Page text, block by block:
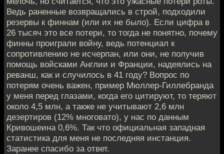
Ведь раненные возвращались в строй, подходили
резервы к финнам (или их не было). Если цифра в
26 тысяч это все потери, то тогда не понятно, почему
финны проиграли войну, ведь потенциал к
сопротивлению не исчерпан, или они, не получив
помощь войсками Англии и Франции, надеялись на
реванш, как и случилось в 41 году? Вопрос по
потерям очень важен, пример Мюллер-Гиллебранда
у меня перед глазами, когда его цитируют, то теряют
около 4,5 млн, а также не учитывают 2,6 млн
дезертиров (12% многовато), у нас по данным
Кривошеина 0,6%. Так что официальная западная
статистика для меня не последняя инстанция.
Заранее спасибо за ответ.